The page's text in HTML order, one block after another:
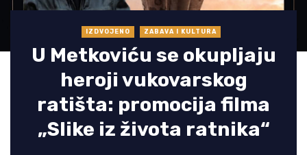
IZDVOJENO ZABAVA I KULTURA
U Metkoviću se okupljaju
heroji vukovarskog
ratišta: promocija filma
„Slike iz života ratnika“